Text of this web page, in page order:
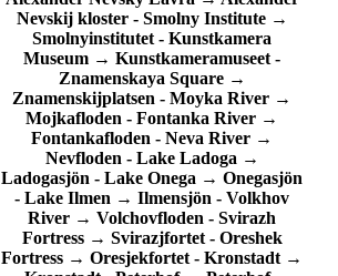
Nevskij kloster- Smolny Institute→
Smolnyinstitutet - Kunstkamera
Museum → Kunstkameramuseet -
Znamenskaya Square→
Znamenskijplatsen - Moyka River →
Mojkafloden - Fontanka River →
Fontankafloden - Neva River →
Nevfloden - Lake Ladoga →
Ladogasjön - Lake Onega → Onegasjön
- Lake Ilmen → Ilmensjön - Volkhov
River → Volchovfloden - Svirazh
Fortress→ Svirazjfortet- Oreshek
Fortress → Oresjekfortet - Kronstadt →